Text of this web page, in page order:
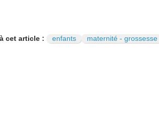
cet article : enfants maternité - grossesse